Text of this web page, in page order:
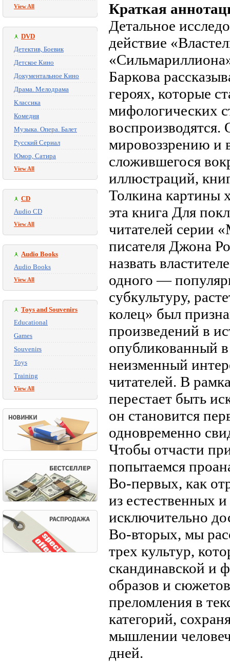
View All
DVD
Детектив, Боевик
Детское Кино
Документальное Кино
Драма. Мелодрама
Классика
Комедия
Музыка. Опера. Балет
Русский Сериал
Юмор, Сатира
View All
CD
Audio CD
View All
Audio Books
Audio Books
View All
Toys and Souvenirs
Educational
Games
Souvenirs
Toys
Training
View All
Краткая
Детальное
действие
Баркова
героях, которые
мифологических
мировоззрению и
сложившегося
иллюстраций,
Толкина картины
эта книга Для
читателей серии
писателя Джона
назвать
одного —
субкультуру,
колец» был
произведений в
опубликованный
неизменный
читателей. В
перестает быть
он становится
одновременно
Чтобы отчасти
попытаемся
Во-первых, как
из естественных
исключительно
Во-вторых, мы
трех культур,
скандинавской и
образов и
преломления в
категорий,
мышлении
дней.